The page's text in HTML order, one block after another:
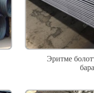
Эритме